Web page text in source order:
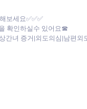
보세요✅✅✅
확인하실수 있어요☎
녀 증거|외도의심|남편외